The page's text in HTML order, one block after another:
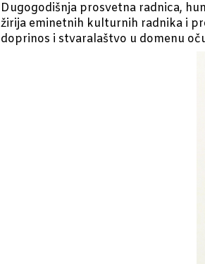
Dugogodišnja prosvetna radnica,
žirija eminetnih kulturnih radnika i
doprinos i stvaralaštvo u domenu